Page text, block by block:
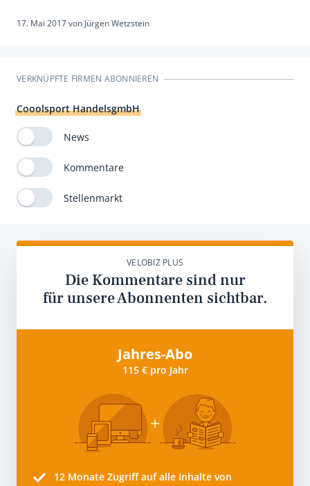
17. Mai 2017von Jürgen Wetzstein
VERKNÜPFTE FIRMEN ABONNIEREN
Cooolsport HandelsgmbH
News
Kommentare
Stellenmarkt
VELOBIZ PLUS
Die Kommentare sind nur
für unsere Abonnenten sichtbar.
Jahres-Abo
115 € pro Jahr
12 Monate Zugriff auf alle Inhalte von